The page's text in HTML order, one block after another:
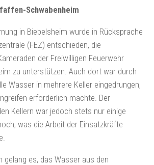
Schwabenheim
in Biebelsheim wurde in Rücksprache
(FEZ) entschieden, die
der Freiwilligen Feuerwehr
zu unterstützen. Auch dort war durch
Wasser in mehrere Keller eingedrungen,
erforderlich machte. Der
Kellern war jedoch stets nur einige
was die Arbeit der Einsatzkräfte
gelang es, das Wasser aus den